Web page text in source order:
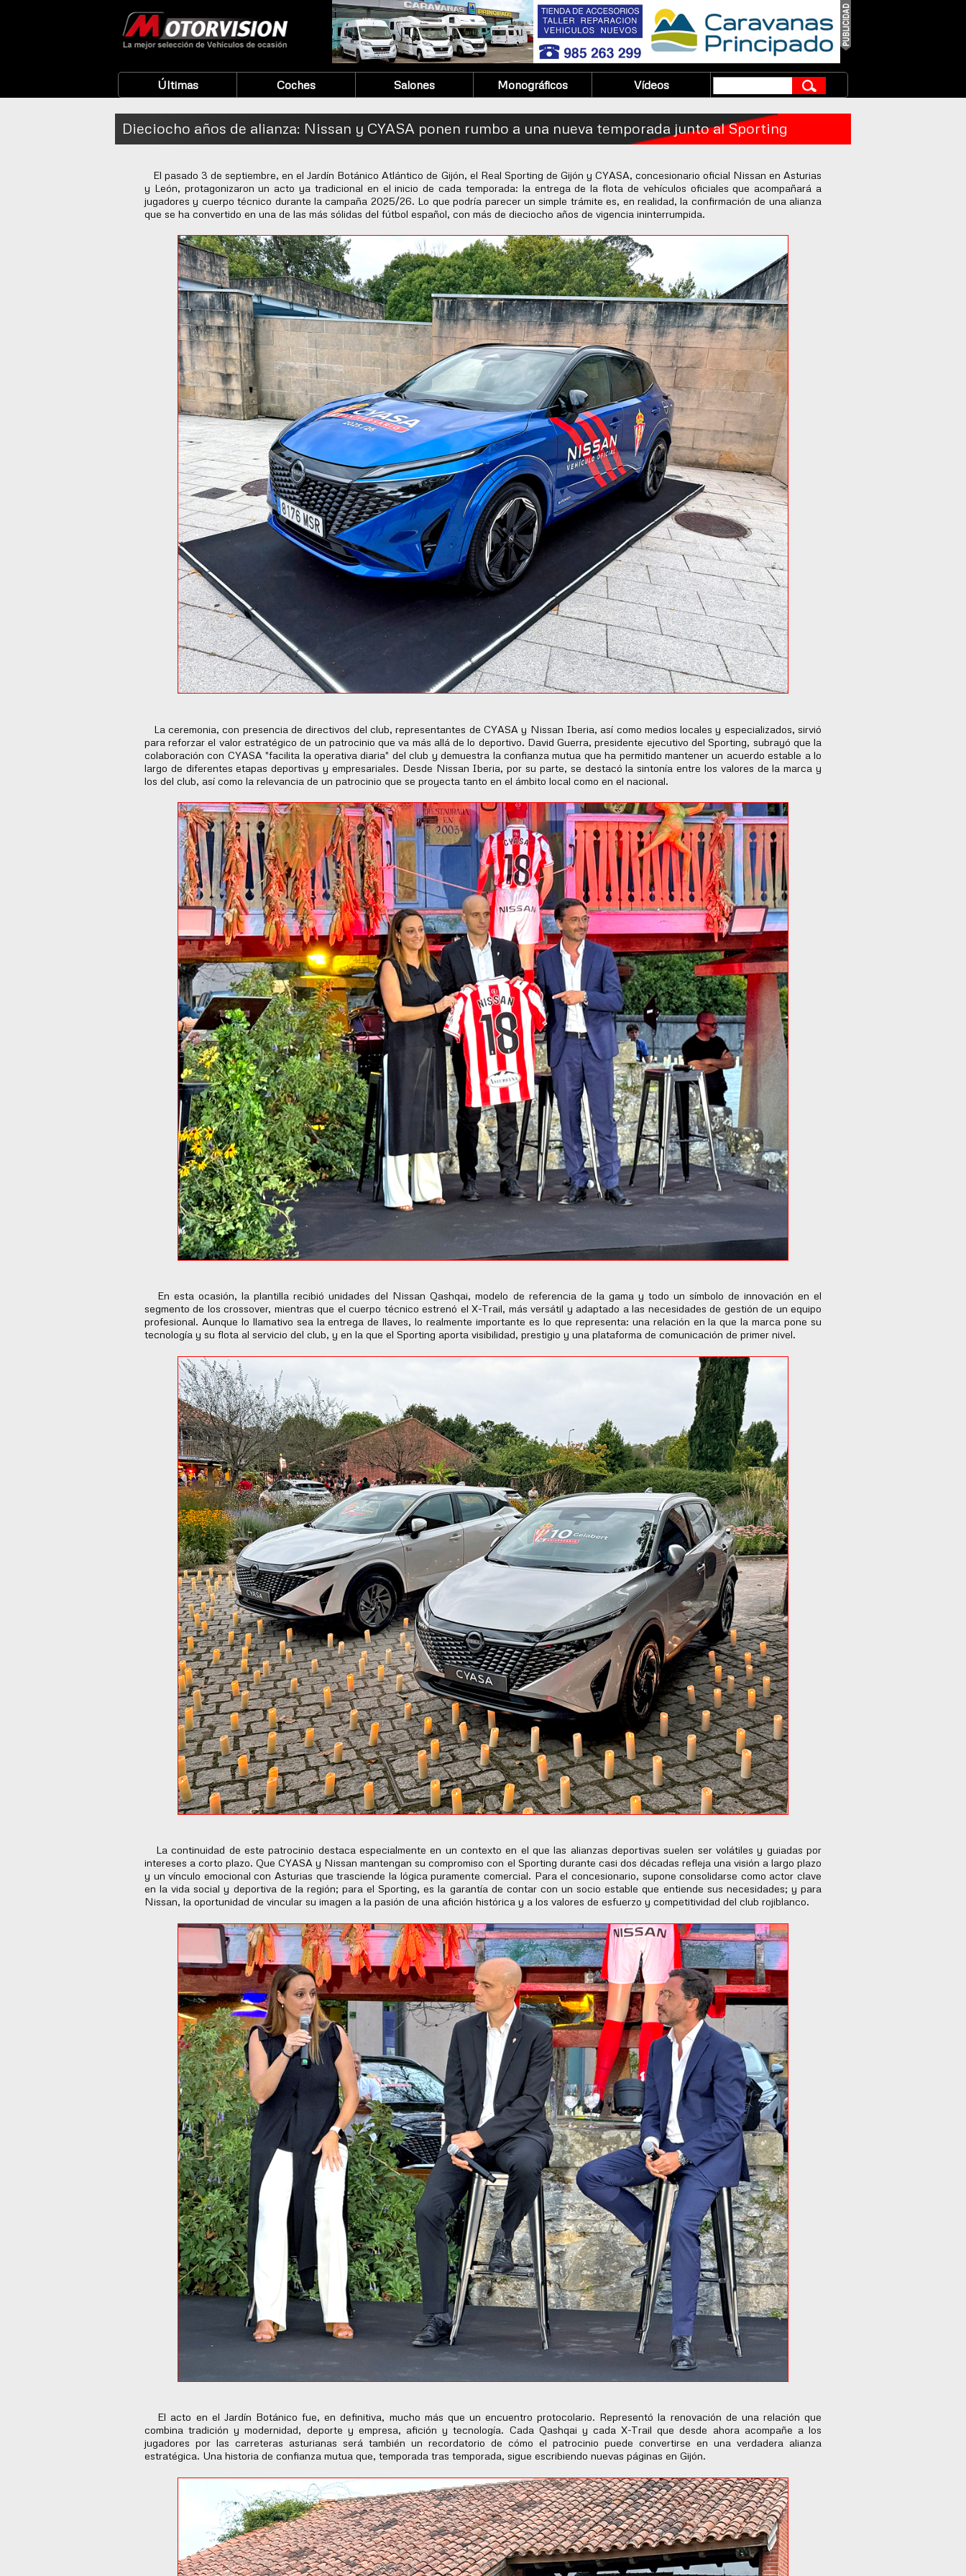
Últimas Coches Salones Monográficos Vídeos
Dieciocho años de alianza: Nissan y CYASA ponen rumbo a una nueva temporada junto al Sporting
El pasado 3 de septiembre, en el Jardín Botánico Atlántico de Gijón, el Real Sporting de Gijón y CYASA, concesionario oficial Nissan en Asturias
y León, protagonizaron un acto ya tradicional en el inicio de cada temporada: la entrega de la flota de vehículos oficiales que acompañará a
jugadores y cuerpo técnico durante la campaña 2025/26. Lo que podría parecer un simple trámite es, en realidad, la confirmación de una alianza
que se ha convertido en una de las más sólidas del fútbol español, con más de dieciocho años de vigencia ininterrumpida.
La ceremonia, con presencia de directivos del club, representantes de CYASA y Nissan Iberia, así como medios locales y especializados, sirvió
para reforzar el valor estratégico de un patrocinio que va más allá de lo deportivo. David Guerra, presidente ejecutivo del Sporting, subrayó que la
colaboración con CYASA "facilita la operativa diaria" del club y demuestra la confianza mutua que ha permitido mantener un acuerdo estable a lo
largo de diferentes etapas deportivas y empresariales. Desde Nissan Iberia, por su parte, se destacó la sintonía entre los valores de la marca y
los del club, así como la relevancia de un patrocinio que se proyecta tanto en el ámbito local como en el nacional.
En esta ocasión, la plantilla recibió unidades del Nissan Qashqai, modelo de referencia de la gama y todo un símbolo de innovación en el
segmento de los crossover, mientras que el cuerpo técnico estrenó el X-Trail, más versátil y adaptado a las necesidades de gestión de un equipo
profesional. Aunque lo llamativo sea la entrega de llaves, lo realmente importante es lo que representa: una relación en la que la marca pone su
tecnología y su flota al servicio del club, y en la que el Sporting aporta visibilidad, prestigio y una plataforma de comunicación de primer nivel.
La continuidad de este patrocinio destaca especialmente en un contexto en el que las alianzas deportivas suelen ser volátiles y guiadas por
intereses a corto plazo. Que CYASA y Nissan mantengan su compromiso con el Sporting durante casi dos décadas refleja una visión a largo plazo
y un vínculo emocional con Asturias que trasciende la lógica puramente comercial. Para el concesionario, supone consolidarse como actor clave
en la vida social y deportiva de la región; para el Sporting, es la garantía de contar con un socio estable que entiende sus necesidades; y para
Nissan, la oportunidad de vincular su imagen a la pasión de una afición histórica y a los valores de esfuerzo y competitividad del club rojiblanco.
El acto en el Jardín Botánico fue, en definitiva, mucho más que un encuentro protocolario. Representó la renovación de una relación que
combina tradición y modernidad, deporte y empresa, afición y tecnología. Cada Qashqai y cada X-Trail que desde ahora acompañe a los
jugadores por las carreteras asturianas será también un recordatorio de cómo el patrocinio puede convertirse en una verdadera alianza
estratégica. Una historia de confianza mutua que, temporada tras temporada, sigue escribiendo nuevas páginas en Gijón.